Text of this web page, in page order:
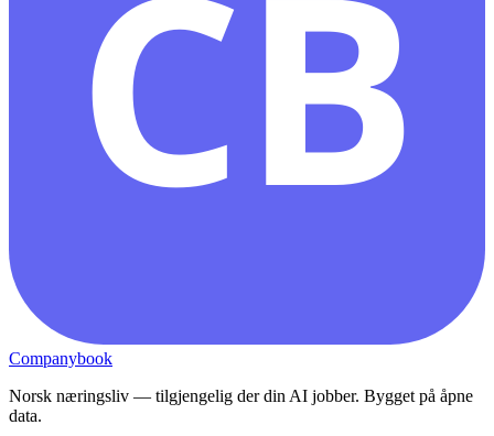
CB
Companybook
Norsk næringsliv — tilgjengelig der din AI jobber. Bygget på åpne
data.